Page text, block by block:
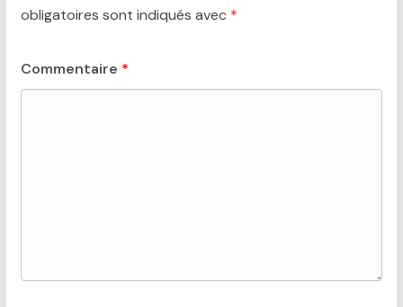
obligatoires sont indiqués avec *
Commentaire *